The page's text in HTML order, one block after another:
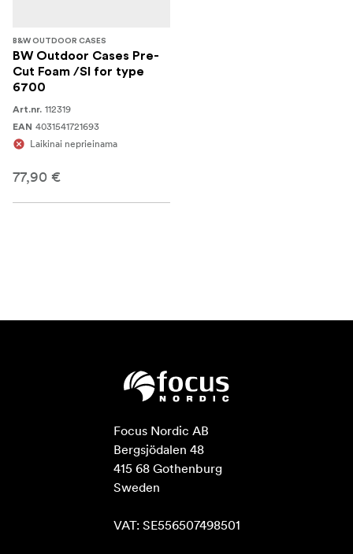
B&W OUTDOOR CASES
BW Outdoor Cases Pre-
Cut Foam /SI for type
6700
Art.nr. 112319
EAN 4031541721693
Laikinai neprieinama
77,90 €
Focus Nordic AB
Bergsjödalen 48
415 68 Gothenburg
Sweden
VAT: SE556507498501